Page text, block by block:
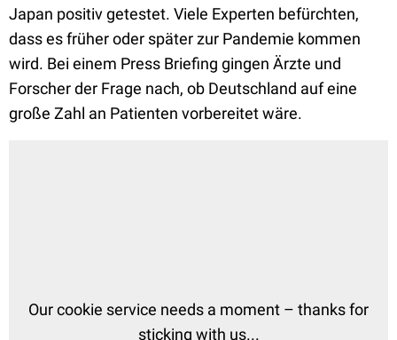
Japan positiv getestet. Viele Experten befürchten,
dass es früher oder später zur Pandemie kommen
wird. Bei einem Press Briefing gingen Ärzte und
Forscher der Frage nach, ob Deutschland auf eine
große Zahl an Patienten vorbereitet wäre.